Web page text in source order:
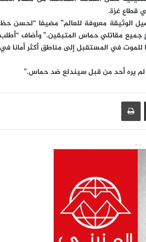
قطاع غزة.
الوثيقة معروفة للعالم” مضيفا “لحسن حظ
جميع مقاتلي حماس المتبقين.” وأضاف “أطلب
للموت في المستقبل إلى مناطق أكثر أمانا في
لم يره أحد من قبل سيندلع ضد حماس.”
مشاركة عبر البريد طباعة